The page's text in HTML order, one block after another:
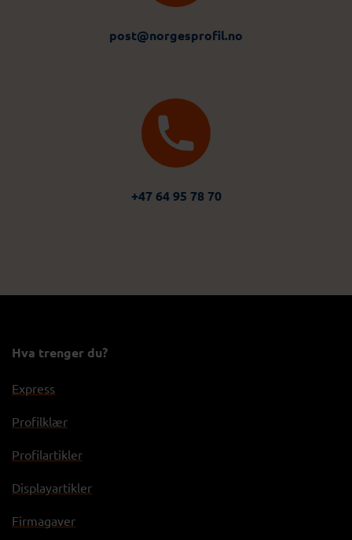
post@norgesprofil.no
+47 64 95 78 70
Hva trenger du?
Express
Profilklær
Profilartikler
Displayartikler
Firmagaver